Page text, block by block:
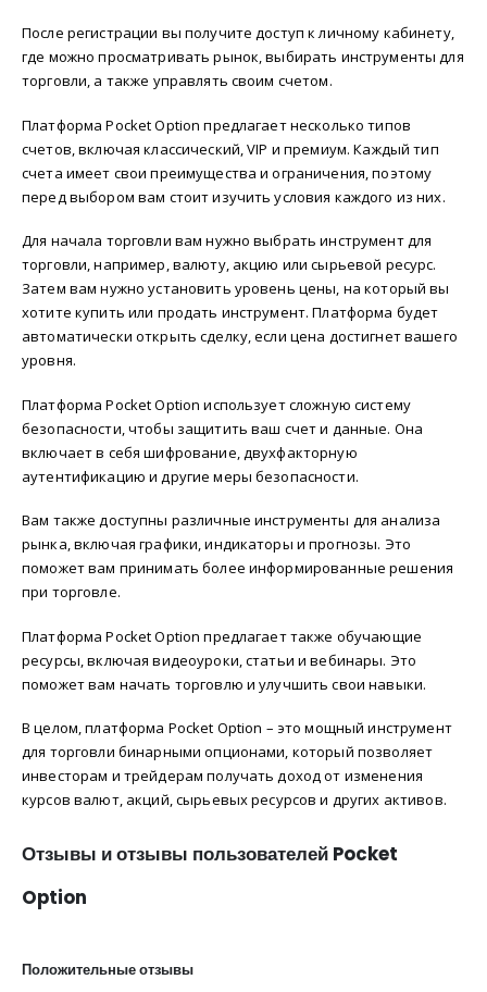
После регистрации вы получите доступ к личному кабинету,
где можно просматривать рынок, выбирать инструменты для
торговли, а также управлять своим счетом.
Платформа Pocket Option предлагает несколько типов
счетов, включая классический, VIP и премиум. Каждый тип
счета имеет свои преимущества и ограничения, поэтому
перед выбором вам стоит изучить условия каждого из них.
Для начала торговли вам нужно выбрать инструмент для
торговли, например, валюту, акцию или сырьевой ресурс.
Затем вам нужно установить уровень цены, на который вы
хотите купить или продать инструмент. Платформа будет
автоматически открыть сделку, если цена достигнет вашего
уровня.
Платформа Pocket Option использует сложную систему
безопасности, чтобы защитить ваш счет и данные. Она
включает в себя шифрование, двухфакторную
аутентификацию и другие меры безопасности.
Вам также доступны различные инструменты для анализа
рынка, включая графики, индикаторы и прогнозы. Это
поможет вам принимать более информированные решения
при торговле.
Платформа Pocket Option предлагает также обучающие
ресурсы, включая видеоуроки, статьи и вебинары. Это
поможет вам начать торговлю и улучшить свои навыки.
В целом, платформа Pocket Option – это мощный инструмент
для торговли бинарными опционами, который позволяет
инвесторам и трейдерам получать доход от изменения
курсов валют, акций, сырьевых ресурсов и других активов.
Отзывы и отзывы пользователей Pocket
Option
Положительные отзывы